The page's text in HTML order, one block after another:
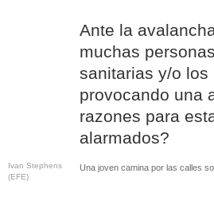
Ante la
muchas
sanitarias y/o
provocando una
razones para
alarmados?
Ivan Stephens
(EFE)
Una joven camina por las calles